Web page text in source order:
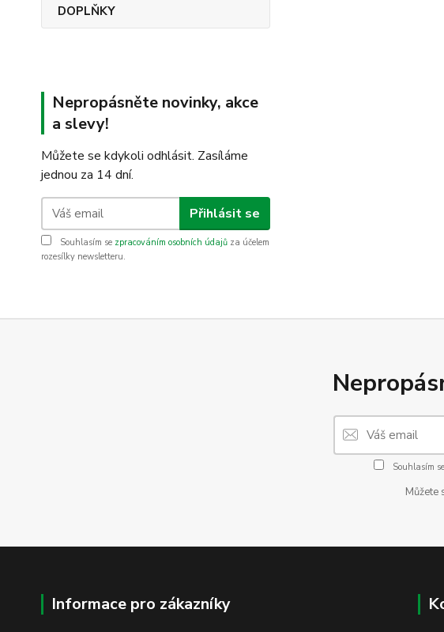
DOPLŇKY
Nepropásněte novinky, akce
a slevy!
Můžete se kdykoli odhlásit. Zasíláme
jednou za 14 dní.
Přihlásit se
Souhlasím se zpracováním osobních údajů za účelem
rozesílky newsletteru.
Souhlasím se
Můžete
Informace pro zákazníky